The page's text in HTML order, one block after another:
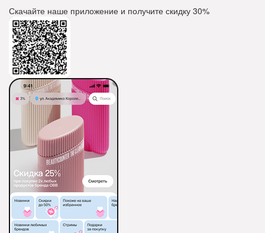
Скачайте наше приложение и получите скидку 30%